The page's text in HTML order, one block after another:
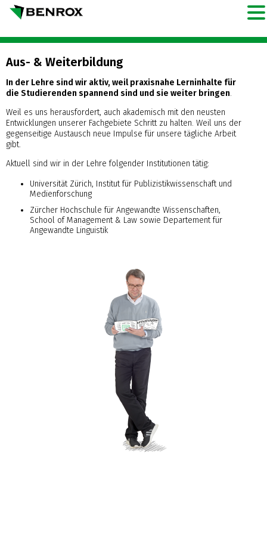
Aus- & Weiterbildung
In der Lehre sind wir aktiv, weil praxisnahe Lerninhalte für
die Studierenden spannend sind und sie weiter bringen.
Weil es uns herausfordert, auch akademisch mit den neusten
Entwicklungen unserer Fachgebiete Schritt zu halten. Weil uns der
gegenseitige Austausch neue Impulse für unsere tägliche Arbeit
gibt.
Aktuell sind wir in der Lehre folgender Institutionen tätig:
Universität Zürich, Institut für Publizistikwissenschaft und
Medienforschung
Zürcher Hochschule für Angewandte Wissenschaften,
School of Management & Law sowie Departement für
Angewandte Linguistik